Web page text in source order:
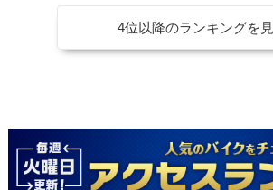
4位以降のランキングを